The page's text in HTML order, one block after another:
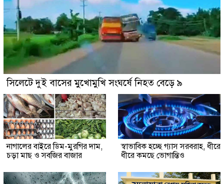
সিলেটে দুই বাসের মুখোমুখি সংঘর্ষে নিহত বেড়ে ৯
নাগালের বাইরে ডিম-মুরগির দাম,
চড়া মাছ ও সবজির বাজার
স্বাভাবিক হচ্ছে গ্যাস সরবরাহ, ধীরে
ধীরে কমছে ভোগান্তিও